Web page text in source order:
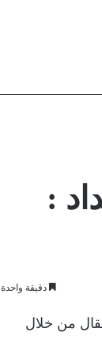
:
دقيقة واحدة
من خلال